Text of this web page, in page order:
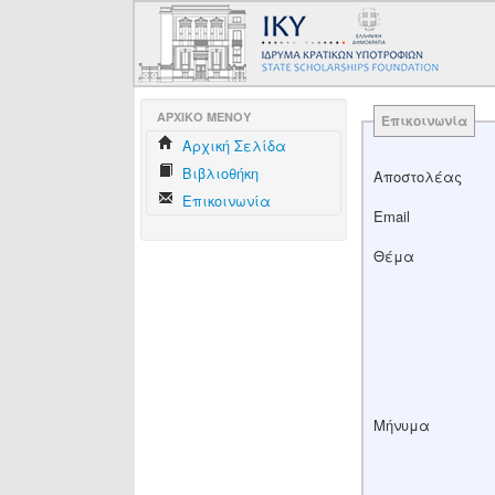
AΡΧΙΚΟ ΜΕΝΟΥ
Aρχική Σελίδα
Βιβλιοθήκη
Επικοινωνία
Επικοινωνία
Αποστολέας
Email
Θέμα
Μήνυμα